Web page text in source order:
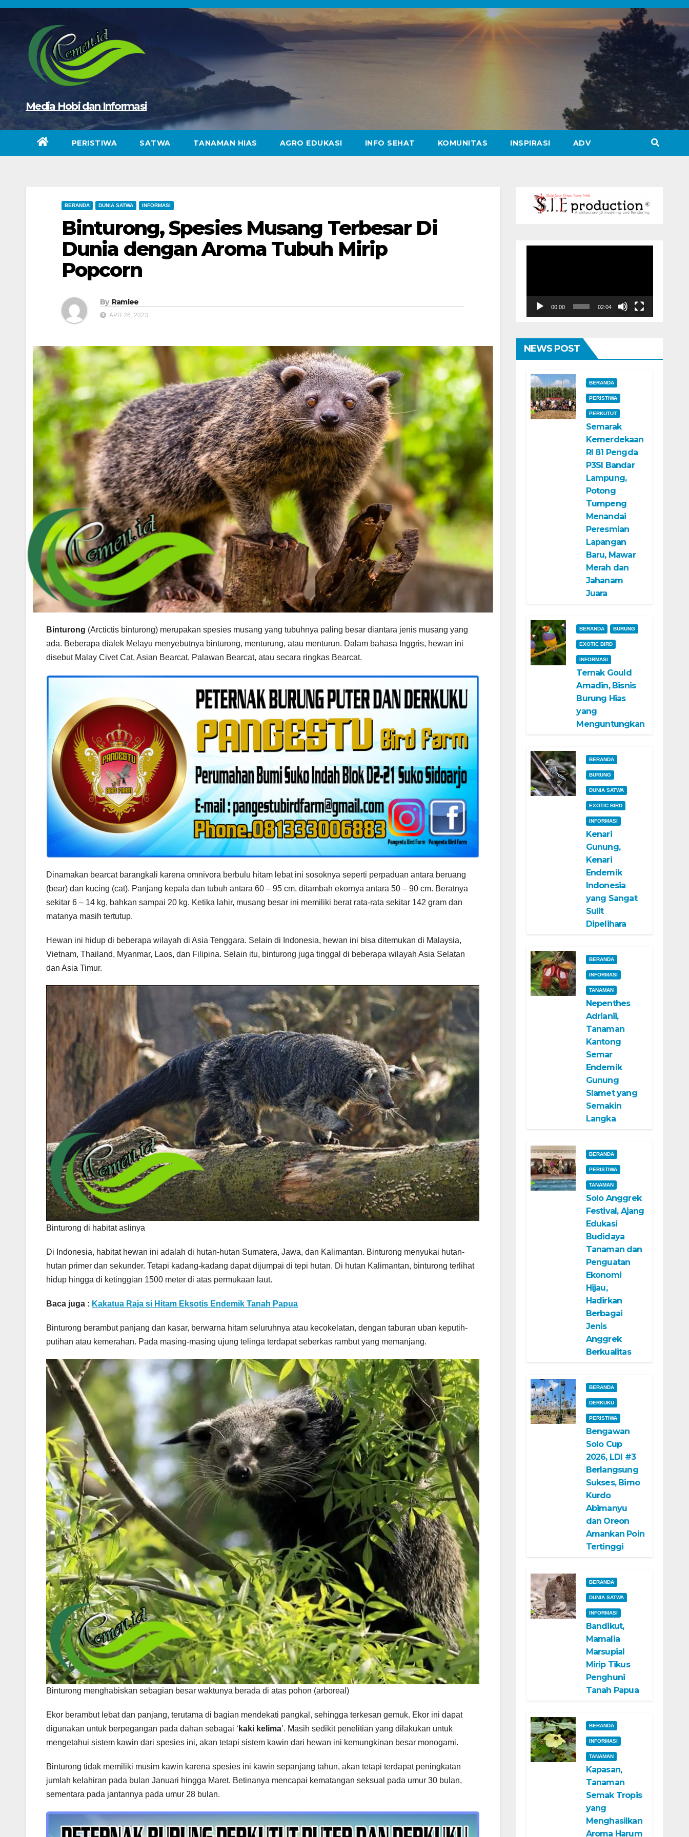
Skip
Media Hobi dan Informasi
PERISTIWA SATWA TANAMAN HIAS AGRO EDUKASI INFO SEHAT KOMUNITAS INSPIRASI ADV
BERANDA DUNIA SATWA INFORMASI
Binturong, Spesies Musang Terbesar Di
Dunia dengan Aroma Tubuh Mirip
Popcorn
By Ramlee
APR 26, 2023
Binturong (Arctictis binturong) merupakan spesies musang yang tubuhnya paling besar diantara jenis musang yang
ada. Beberapa dialek Melayu menyebutnya binturong, menturung, atau menturun. Dalam bahasa Inggris, hewan ini
disebut Malay Civet Cat, Asian Bearcat, Palawan Bearcat, atau secara ringkas Bearcat.
Dinamakan bearcat barangkali karena omnivora berbulu hitam lebat ini sosoknya seperti perpaduan antara beruang
(bear) dan kucing (cat). Panjang kepala dan tubuh antara 60 – 95 cm, ditambah ekornya antara 50 – 90 cm. Beratnya
sekitar 6 – 14 kg, bahkan sampai 20 kg. Ketika lahir, musang besar ini memiliki berat rata-rata sekitar 142 gram dan
matanya masih tertutup.
Hewan ini hidup di beberapa wilayah di Asia Tenggara. Selain di Indonesia, hewan ini bisa ditemukan di Malaysia,
Vietnam, Thailand, Myanmar, Laos, dan Filipina. Selain itu, binturong juga tinggal di beberapa wilayah Asia Selatan
dan Asia Timur.
Binturong di habitat aslinya
Di Indonesia, habitat hewan ini adalah di hutan-hutan Sumatera, Jawa, dan Kalimantan. Binturong menyukai hutan-
hutan primer dan sekunder. Tetapi kadang-kadang dapat dijumpai di tepi hutan. Di hutan Kalimantan, binturong terlihat
hidup hingga di ketinggian 1500 meter di atas permukaan laut.
Baca juga : Kakatua Raja si Hitam Eksotis Endemik Tanah Papua
Binturong berambut panjang dan kasar, berwarna hitam seluruhnya atau kecokelatan, dengan taburan uban keputih-
putihan atau kemerahan. Pada masing-masing ujung telinga terdapat seberkas rambut yang memanjang.
Binturong menghabiskan sebagian besar waktunya berada di atas pohon (arboreal)
Ekor berambut lebat dan panjang, terutama di bagian mendekati pangkal, sehingga terkesan gemuk. Ekor ini dapat
digunakan untuk berpegangan pada dahan sebagai ‘ kaki kelima’. Masih sedikit penelitian yang dilakukan untuk
mengetahui sistem kawin dari spesies ini, akan tetapi sistem kawin dari hewan ini kemungkinan besar monogami.
Binturong tidak memiliki musim kawin karena spesies ini kawin sepanjang tahun, akan tetapi terdapat peningkatan
jumlah kelahiran pada bulan Januari hingga Maret. Betinanya mencapai kematangan seksual pada umur 30 bulan,
sementara pada jantannya pada umur 28 bulan.
00:00 02:04
NEWS POST
BERANDA
PERISTIWA
PERKUTUT
Semarak
Kemerdekaan
RI 81 Pengda
P3SI Bandar
Lampung,
Potong
Tumpeng
Menandai
Peresmian
Lapangan
Baru, Mawar
Merah dan
Jahanam
Juara
BERANDA BURUNG
EXOTIC BIRD
INFORMASI
Ternak Gould
Amadin, Bisnis
Burung Hias
yang
Menguntungkan
BERANDA
BURUNG
DUNIA SATWA
EXOTIC BIRD
INFORMASI
Kenari
Gunung,
Kenari
Endemik
Indonesia
yang Sangat
Sulit
Dipelihara
BERANDA
INFORMASI
TANAMAN
Nepenthes
Adrianii,
Tanaman
Kantong
Semar
Endemik
Gunung
Slamet yang
Semakin
Langka
BERANDA
PERISTIWA
TANAMAN
Solo Anggrek
Festival, Ajang
Edukasi
Budidaya
Tanaman dan
Penguatan
Ekonomi
Hijau,
Hadirkan
Berbagai
Jenis
Anggrek
Berkualitas
BERANDA
DERKUKU
PERISTIWA
Bengawan
Solo Cup
2026, LDI #3
Berlangsung
Sukses, Bimo
Kurdo
Abimanyu
dan Oreon
Amankan Poin
Tertinggi
BERANDA
DUNIA SATWA
INFORMASI
Bandikut,
Mamalia
Marsupial
Mirip Tikus
Penghuni
Tanah Papua
BERANDA
INFORMASI
TANAMAN
Kapasan,
Tanaman
Semak Tropis
yang
Menghasilkan
Aroma Harum